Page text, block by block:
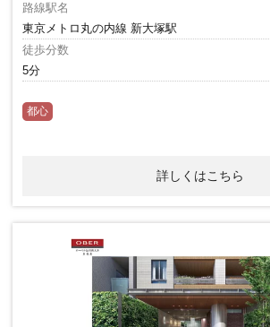
路線駅名
東京メトロ丸の内線 新大塚駅
徒歩分数
5分
都心
詳しくはこちら